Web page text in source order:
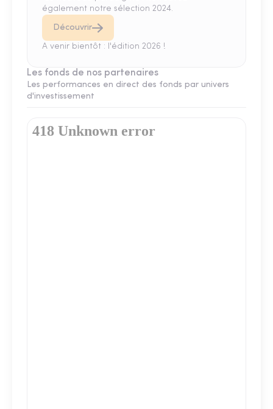
également notre sélection 2024.
Découvrir
A venir bientôt : l'édition 2026 !
Les fonds de nos partenaires
Les performances en direct des fonds par univers
d'investissement